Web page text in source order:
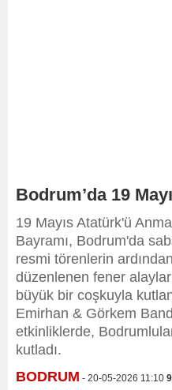
Bodrum’da 19
19 Mayıs Atatürk'ü
Bayramı, Bodrum'da
resmi törenlerin
düzenlenen fener
büyük bir coşkuyla
Emirhan & Görkem
etkinliklerde,
kutladı.
BODRUM - 20-05-2026 11:10